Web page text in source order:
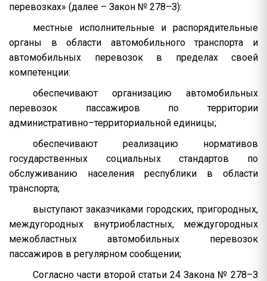
перевозках» (далее – Закон № 278–З):
местные исполнительные и распорядительные
органы в области автомобильного транспорта и
автомобильных перевозок в пределах своей
компетенции:
обеспечивают организацию автомобильных
перевозок пассажиров по территории
административно–территориальной единицы;
обеспечивают реализацию нормативов
государственных социальных стандартов по
обслуживанию населения республики в области
транспорта;
выступают заказчиками городских, пригородных,
междугородных внутриобластных, междугородных
межобластных автомобильных перевозок
пассажиров в регулярном сообщении;
Согласно части второй статьи 24 Закона № 278–З